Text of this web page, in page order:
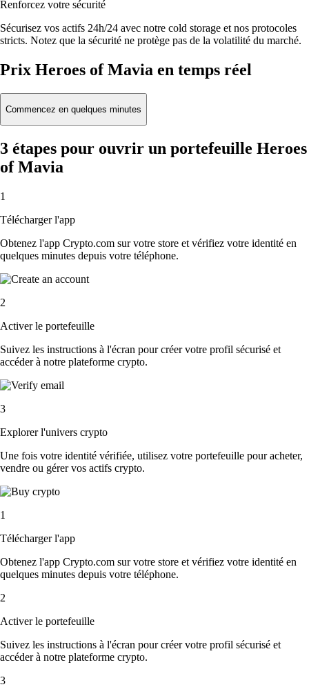
Renforcez votre sécurité
Sécurisez vos actifs 24h/24 avec notre cold storage et nos protocoles
stricts. Notez que la sécurité ne protège pas de la volatilité du marché.
Prix Heroes of Mavia en temps réel
Commencez en quelques minutes
3 étapes pour ouvrir un portefeuille Heroes
of Mavia
1
Télécharger l'app
Obtenez l'app Crypto.com sur votre store et vérifiez votre identité en
quelques minutes depuis votre téléphone.
2
Activer le portefeuille
Suivez les instructions à l'écran pour créer votre profil sécurisé et
accéder à notre plateforme crypto.
3
Explorer l'univers crypto
Une fois votre identité vérifiée, utilisez votre portefeuille pour acheter,
vendre ou gérer vos actifs crypto.
1
Télécharger l'app
Obtenez l'app Crypto.com sur votre store et vérifiez votre identité en
quelques minutes depuis votre téléphone.
2
Activer le portefeuille
Suivez les instructions à l'écran pour créer votre profil sécurisé et
accéder à notre plateforme crypto.
3